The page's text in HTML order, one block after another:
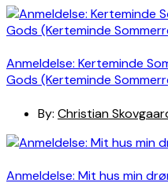
Anmeldelse: Kerteminde
Gods (Kerteminde
By: Christian
Anmeldelse: Mit hus min